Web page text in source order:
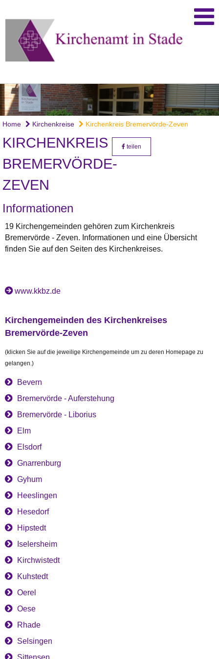
Home Kirchenkreise Kirchenkreis Bremervörde-Zeven
KIRCHENKREIS
BREMERVÖRDE-
ZEVEN
teilen
Informationen
19 Kirchengemeinden gehören zum Kirchenkreis
Bremervörde - Zeven. Informationen und eine Übersicht
finden Sie auf den Seiten des Kirchenkreises.
www.kkbz.de
Kirchengemeinden des Kirchenkreises
Bremervörde-Zeven
(klicken Sie auf die jeweilige Kirchengemeinde um zu deren Homepage zu
gelangen.)
Bevern
Bremervörde - Auferstehung
Bremervörde - Liborius
Elm
Elsdorf
Gnarrenburg
Gyhum
Heeslingen
Hesedorf
Hipstedt
Iselersheim
Kirchwistedt
Kuhstedt
Oerel
Oese
Rhade
Selsingen